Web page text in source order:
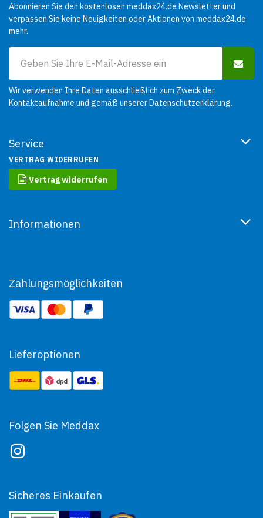
Service
VERTRAG WIDERRUFEN
Vertrag widerrufen
Informationen
Abonnieren Sie den kostenlosen meddax24.de Newsletter und
verpassen Sie keine Neuigkeiten oder Aktionen von meddax24.de
mehr.
Wir verwenden Ihre Daten ausschließlich zum Zweck der
Kontaktaufnahme und gemäß unsererDatenschutzerklärung.
Zahlungsmöglichkeiten
Lieferoptionen
Folgen Sie Meddax
Sicheres Einkaufen